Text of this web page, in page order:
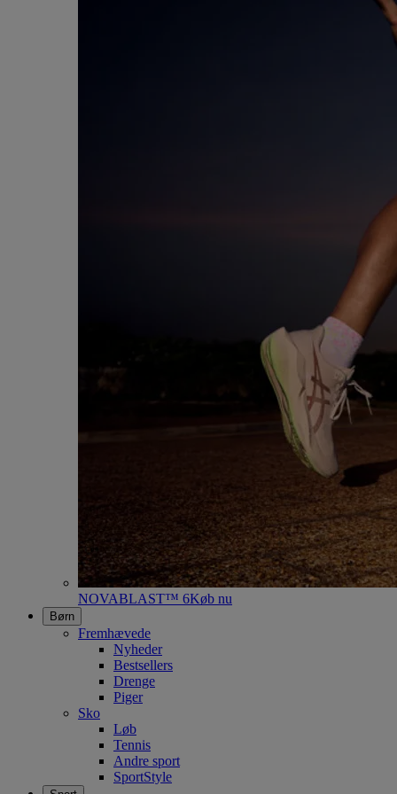
NOVABLAST™ 6Køb nu
Børn
Fremhævede
Nyheder
Bestsellers
Drenge
Piger
Sko
Løb
Tennis
Andre sport
SportStyle